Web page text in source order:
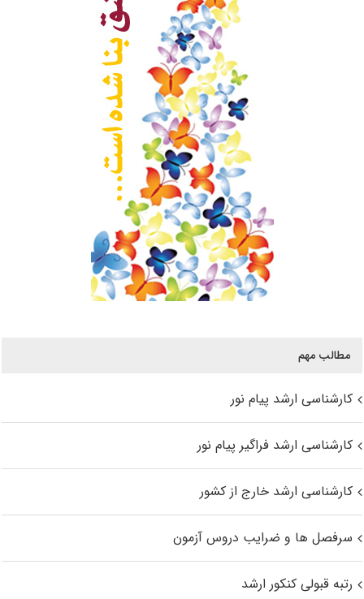
مطالب مهم
کارشناسی ارشد پیام نور
کارشناسی ارشد فراگیر پیام نور
کارشناسی ارشد خارج از کشور
سرفصل ها و ضرایب دروس آزمون
رتبه قبولی کنکور ارشد